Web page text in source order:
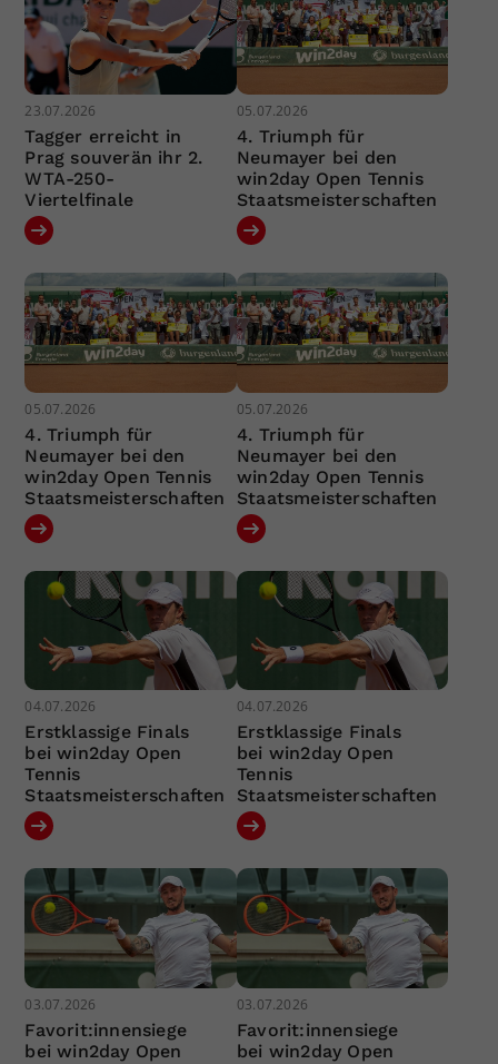
23.07.2026
Tagger erreicht in
Prag souverän ihr 2.
WTA-250-
Viertelfinale
05.07.2026
4. Triumph für
Neumayer bei den
win2day Open Tennis
Staatsmeisterschaften
05.07.2026
4. Triumph für
Neumayer bei den
win2day Open Tennis
Staatsmeisterschaften
05.07.2026
4. Triumph für
Neumayer bei den
win2day Open Tennis
Staatsmeisterschaften
04.07.2026
Erstklassige Finals
bei win2day Open
Tennis
Staatsmeisterschaften
04.07.2026
Erstklassige Finals
bei win2day Open
Tennis
Staatsmeisterschaften
03.07.2026
Favorit:innensiege
bei win2day Open
03.07.2026
Favorit:innensiege
bei win2day Open